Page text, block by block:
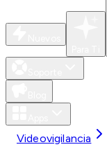
Videovigilancia